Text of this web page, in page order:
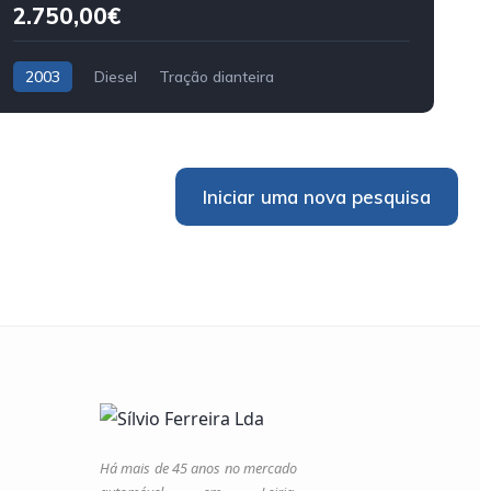
2.750,00€
2003 Diesel Tração dianteira
Iniciar uma nova pesquisa
Há mais de 45 anos no mercado